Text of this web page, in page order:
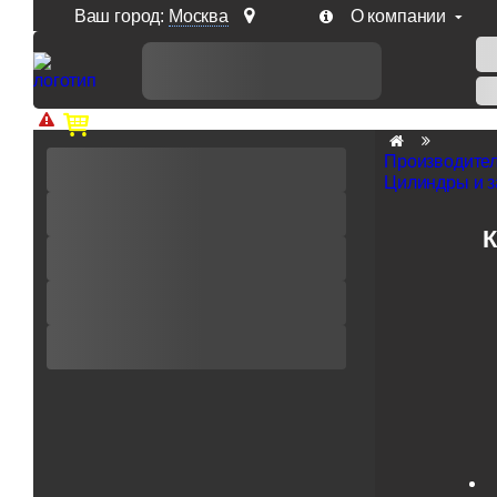
Ваш город: Москва О компании
Доп. скидка от цен на сайте 7% при заказе от 50
Цилиндры и